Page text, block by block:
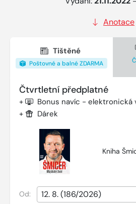
Anotace
Tištěné
Poštovné a balné ZDARMA
Čtvrtletní předplatné
+ Bonus navíc - elektronická
+ Dárek
Kniha
Od: